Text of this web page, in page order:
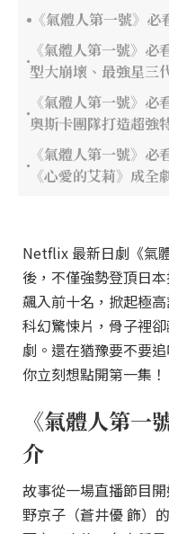
《氣體人第一號》
《氣體人第一號》
型大崩壞、最強星三
《氣體人第一號》必
奧斯卡團隊打造超強
《氣體人第一號》必
《心愛的艾莉》成全
Netflix 最新日劇《氣
後，不僅強勢登頂日
飆入前十名，掀起極
科幻驚悚片，骨子裡
劇。還在猶豫要不要
你立刻想點開第一集！
《氣體人第一
介
故事從一場直播節目
野京子（蒼井優 飾）